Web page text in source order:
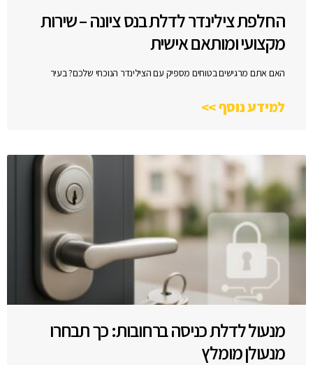
החלפת צילינדר לדלת בנס ציונה – שירות
מקצועי ומותאם אישית
האם אתם מרגישים בטוחים מספיק עם הצילינדר הנוכחי שלכם? בעיר
למידע נוסף >>
מנעול לדלת כניסה ברחובות: כך תבחרו
מנעולן מומלץ